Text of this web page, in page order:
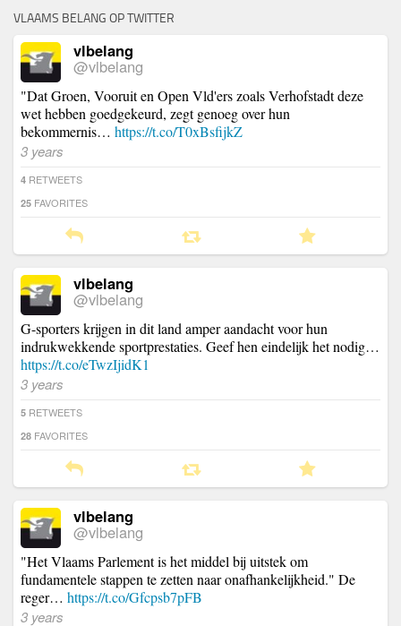
VLAAMS BELANG OP TWITTER
vlbelang
@vlbelang
"Dat Groen, Vooruit en Open Vld'ers zoals Verhofstadt deze
wet hebben goedgekeurd, zegt genoeg over hun
bekommernis… https://t.co/T0xBsfijkZ
3 years
4 RETWEETS
25 FAVORITES
vlbelang
@vlbelang
G-sporters krijgen in dit land amper aandacht voor hun
indrukwekkende sportprestaties. Geef hen eindelijk het nodig…
https://t.co/eTwzIjidK1
3 years
5 RETWEETS
28 FAVORITES
vlbelang
@vlbelang
"Het Vlaams Parlement is het middel bij uitstek om
fundamentele stappen te zetten naar onafhankelijkheid." De
reger… https://t.co/Gfcpsb7pFB
3 years